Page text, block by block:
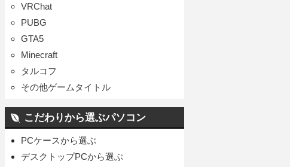
VRChat
PUBG
GTA5
Minecraft
タルコフ
その他ゲームタイトル
こだわりから選ぶパソコン
PCケースから選ぶ
デスクトップPCから選ぶ